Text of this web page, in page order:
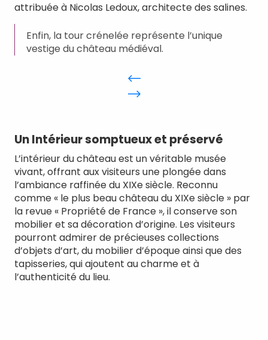
attribuée à Nicolas Ledoux, architecte des salines.
Enfin, la tour crénelée représente l’unique
vestige du château médiéval.
Un Intérieur somptueux et préservé
L’intérieur du château est un véritable musée
vivant, offrant aux visiteurs une plongée dans
l’ambiance raffinée du XIXe siècle. Reconnu
comme « le plus beau château du XIXe siècle » par
la revue « Propriété de France », il conserve son
mobilier et sa décoration d’origine. Les visiteurs
pourront admirer de précieuses collections
d’objets d’art, du mobilier d’époque ainsi que des
tapisseries, qui ajoutent au charme et à
l’authenticité du lieu.